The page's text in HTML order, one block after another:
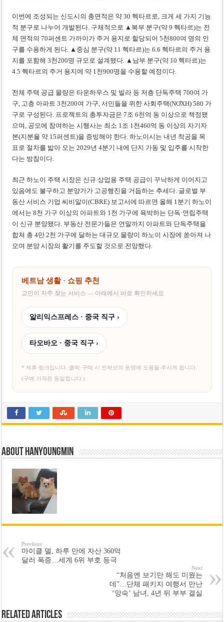
이번에 조성되는 신도시의 총면적은 약 30 헥타르로, 크게 세 가지 기능
적 분구로 나누어 개발된다. 구체적으로 ▲북부 분구(약 9 헥타르)는 전
체 면적의 70퍼센트 가까이가 주거 용지로 할당되어 5천800여 명의 인
구를 수용하게 된다. ▲중심 분구(약 11 헥타르)는 6.6 헥타르의 주거 용
지를 포함해 3천200명 규모로 설계됐다. ▲남부 분구(약 10 헥타르)는
4.5 헥타르의 주거 용지에 약 1천900명을 수용할 예정이다.
전체 주택 공급 물량은 타운하우스 및 빌라 등 저층 단독주택 700여 가
구, 고층 아파트 3천200여 가구, 서민들을 위한 사회주택(NƠXH) 580 가
구로 구성된다. 프로젝트의 총투자금은 7조 6천억 동 이상으로 책정됐
으며, 공모에 참여하는 시행사는 최소 1조 1천460억 동 이상의 자기자
본(지분율 약 15퍼센트)을 증빙해야 한다. 하노이시는 내년 착공을 목
표로 절차를 밟아 오는 2029년 4분기 내에 단지 가동 및 입주를 시작한
다는 방침이다.
최근 하노이 주택 시장은 신규 상업용 주택 공급이 꾸낙하게 이어지고
있음에도 불구하고 분양가가 고공행진을 거듭하는 추세다. 글로벌 부
동산 서비스 기업 씨비알이(CBRE) 보고서에 따르면 올해 1분기 하노이
에서는 8천 가구 이상의 아파트와 1천 가구에 육박하는 단독·연립주택
이 신규 분양됐다. 부동산 전문가들은 연말까지 아파트와 단독주택을
합쳐 총 4만 2천 가구에 달하는 대규모 물량이 하노이 시장에 쏟아져 나
오며 분양 시장의 활기를 주도할 것으로 전망했다.
베트남 생활 · 쇼핑 추천
교민이 자주 찾는 서비스 — 아래에서 바로 확인하세요
알리익스프레스 · 중국 직구 ›
타오바오 · 중국 직구 ›
* 제휴 링크입니다. 클릭·구매 시 씬짜오의 운영에 도움을 주시게 됩니다.
(구매 가격은 동일합니다.)
About hanyoungmin
Previous
마이클 델, 하루 만에 자산 360억
달러 폭증…세계 6위 부호 등극
Next
“처음엔 보기만 해도 미웠는
데”…단체 패키지 여행서 만난
‘앙숙’ 남녀, 4년 뒤 부부 결실
Related Articles